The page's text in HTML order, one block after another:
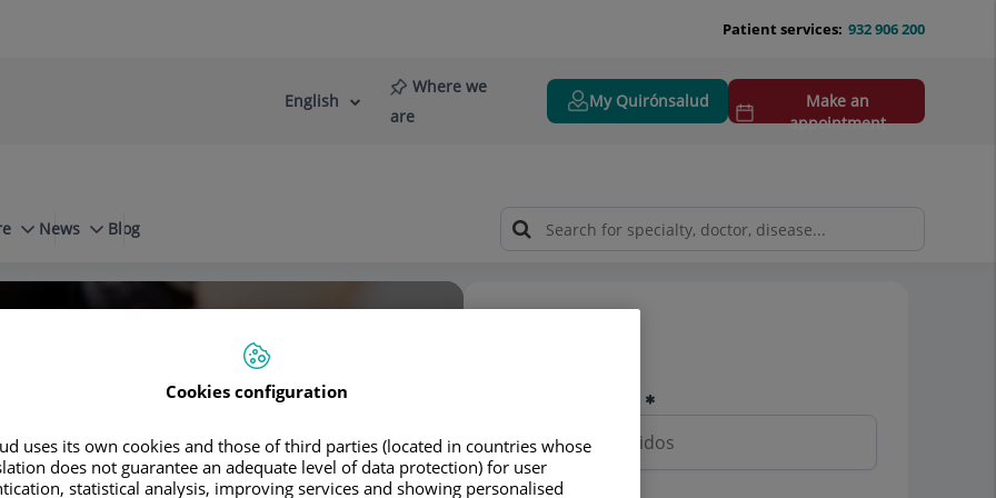
932 906 200
Patient services:
Language
Active
English
Where we
are
My Quirónsalud
Make an
appointment
News
Blog
Cookies configuration
uses its own cookies and those of third parties (located in countries whose
does not guarantee an adequate level of data protection) for user
statistical analysis, improving services and showing personalised